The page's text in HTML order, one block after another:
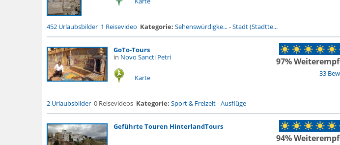
452 Urlaubsbilder 1 Reisevideo Kategorie: Sehenswürdigke...-Stadt (Stadtte...
GoTo-Tours
in Novo Sancti Petri
Karte 33
97%
2 Urlaubsbilder 0 Reisevideos Kategorie: Sport & Freizeit-Ausflüge
Geführte Touren HinterlandTours
94%